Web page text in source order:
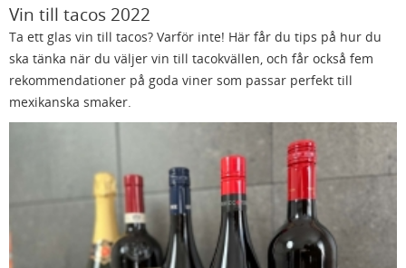
Vin till tacos 2022
Ta ett glas vin till tacos? Varför inte! Här får du tips på hur du
ska tänka när du väljer vin till tacokvällen, och får också fem
rekommendationer på goda viner som passar perfekt till
mexikanska smaker.